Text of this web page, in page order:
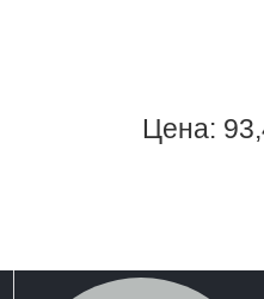
Цена: